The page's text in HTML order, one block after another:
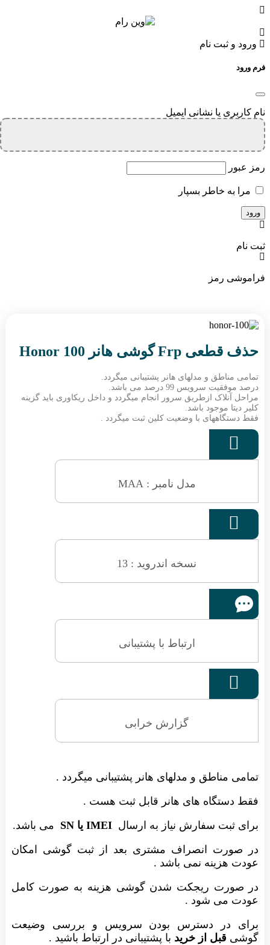
ورود و ثبت نام
فرم ورود
نام کاربری یا نشانی ایمیل
رمز عبور
مرا به خاطر بسپار
ثبت نام
فراموشی رمز
حذف قطعی Frp گوشی هانر Honor 100
تمامی مناطق و مدلهای هانر پشتیبانی میگردد.
درصد موفقیت سرویس 99 درصد می باشد.
مراحل آنلاک ازطریق سرور انجام میگردد و داخل ریکاوری باید گزینه
کلیر دیتا موجود باشد.
فقط دستگاههای با وضعیت کلین ثبت میگردد .

مدل نامبر : MAA

نسخه اندروید : 13
ارتباط با پشتیبانی

گزارش خرابی
تمامی مناطق و مدلهای هانر پشتیبانی میگردد .
فقط دستگاه های هانر قابل ثبت هست .
برای ثبت سفارش نیاز به ارسال IMEI یا SN
می باشد.
در صورت انصراف مشتری بعد از ثبت گوشی امکان
عودت هزینه نمی باشد .
در صورت ریجکت شدن گوشی هزینه به صورت کامل
عودت می شود .
برای در دسترس بودن سرویس و بررسی وضیعت
گوشی قبل از خرید با پشتیبانی در ارتباط باشید .